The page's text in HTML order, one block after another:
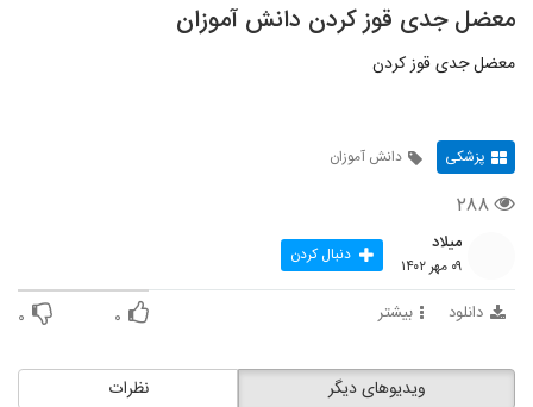
معضل جدی قوز کردن دانش آموزان
معضل جدی قوز کردن
پزشکی دانش آموزان
۲۸۸
میلاد
۰۹ مهر ۱۴۰۲ دنبال کردن
دانلود بیشتر ۰ ۰
نظرات ویدیوهای دیگر